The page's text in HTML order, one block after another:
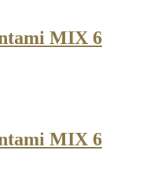
MIX 6
MIX 6